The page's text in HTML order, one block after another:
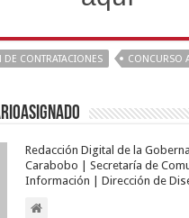
CONTRATACIONES CONCURSO
Redacción Digital de la
Carabobo | Secretaría de
Información | Dirección de